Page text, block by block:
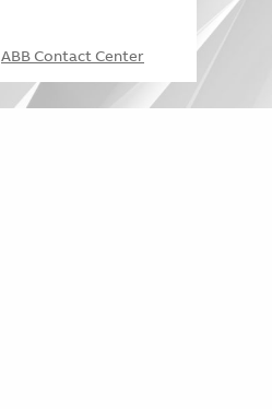
ABB Contact Center